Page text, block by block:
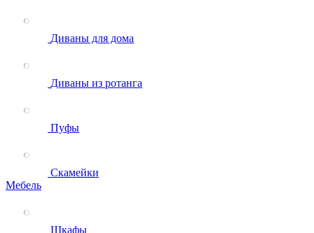
Диваны для дома
Диваны из ротанга
Пуфы
Скамейки
Мебель
Шкафы